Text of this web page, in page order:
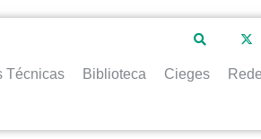
Técnicas Biblioteca Cieges